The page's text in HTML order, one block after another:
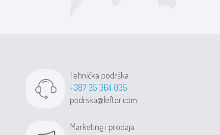
Tehnička podrška
+387 35 364 035
podrska@leftor.com
Marketing i prodaja